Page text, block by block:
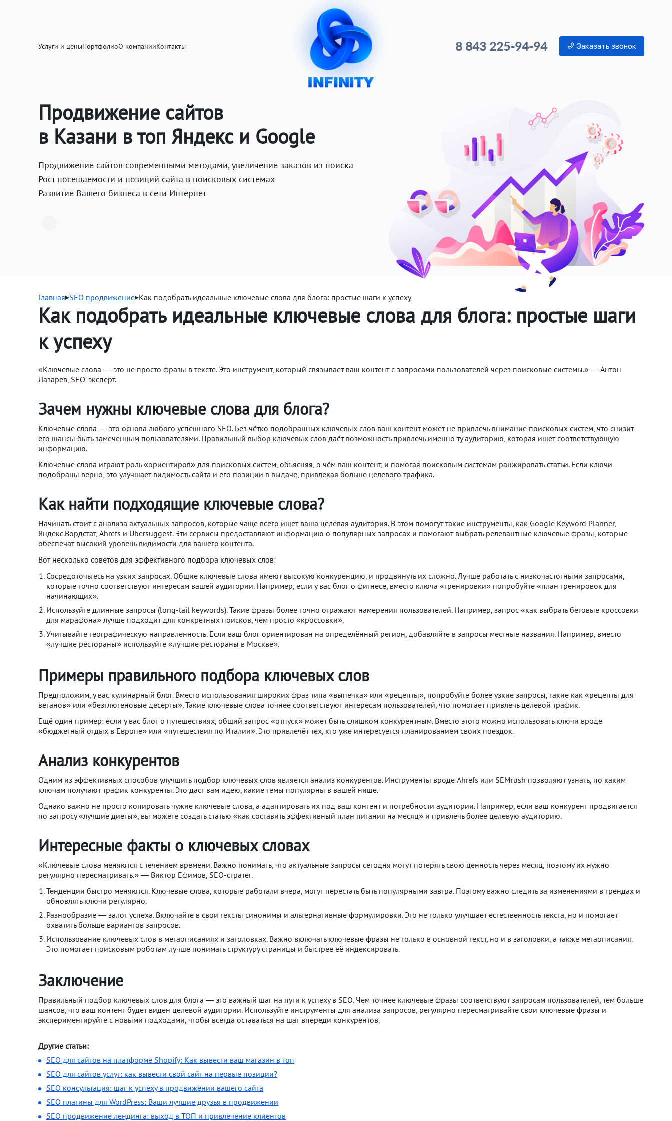
Услуги и ценыПортфолиоО компанииКонтакты 8 843 225-94-94 Заказать звонок
Продвижение сайтов
в Казани в топ Яндекс и Google
Продвижение сайтов современными методами, увеличение заказов из поиска
Рост посещаемости и позиций сайта в поисковых системах
Развитие Вашего бизнеса в сети Интернет
Главная SEO продвижение Как подобрать идеальные ключевые слова для блога: простые шаги к успеху
Как подобрать идеальные ключевые слова для блога: простые шаги
к успеху
«Ключевые слова — это не просто фразы в тексте. Это инструмент, который связывает ваш контент с запросами пользователей через поисковые системы.» — Антон
Лазарев, SEO-эксперт.
Зачем нужны ключевые слова для блога?
Ключевые слова — это основа любого успешного SEO. Без чётко подобранных ключевых слов ваш контент может не привлечь внимание поисковых систем, что снизит
его шансы быть замеченным пользователями. Правильный выбор ключевых слов даёт возможность привлечь именно ту аудиторию, которая ищет соответствующую
информацию.
Ключевые слова играют роль «ориентиров» для поисковых систем, объясняя, о чём ваш контент, и помогая поисковым системам ранжировать статьи. Если ключи
подобраны верно, это улучшает видимость сайта и его позиции в выдаче, привлекая больше целевого трафика.
Как найти подходящие ключевые слова?
Начинать стоит с анализа актуальных запросов, которые чаще всего ищет ваша целевая аудитория. В этом помогут такие инструменты, как Google Keyword Planner,
Яндекс.Вордстат, Ahrefs и Ubersuggest. Эти сервисы предоставляют информацию о популярных запросах и помогают выбрать релевантные ключевые фразы, которые
обеспечат высокий уровень видимости для вашего контента.
Вот несколько советов для эффективного подбора ключевых слов:
Сосредоточьтесь на узких запросах. Общие ключевые слова имеют высокую конкуренцию, и продвинуть их сложно. Лучше работать с низкочастотными запросами,
которые точно соответствуют интересам вашей аудитории. Например, если у вас блог о фитнесе, вместо ключа «тренировки» попробуйте «план тренировок для
начинающих».
Используйте длинные запросы (long-tail keywords). Такие фразы более точно отражают намерения пользователей. Например, запрос «как выбрать беговые кроссовки
для марафона» лучше подходит для конкретных поисков, чем просто «кроссовки».
Учитывайте географическую направленность. Если ваш блог ориентирован на определённый регион, добавляйте в запросы местные названия. Например, вместо
«лучшие рестораны» используйте «лучшие рестораны в Москве».
Примеры правильного подбора ключевых слов
Предположим, у вас кулинарный блог. Вместо использования широких фраз типа «выпечка» или «рецепты», попробуйте более узкие запросы, такие как «рецепты для
веганов» или «безглютеновые десерты». Такие ключевые слова точнее соответствуют интересам пользователей, что помогает привлечь целевой трафик.
Ещё один пример: если у вас блог о путешествиях, общий запрос «отпуск» может быть слишком конкурентным. Вместо этого можно использовать ключи вроде
«бюджетный отдых в Европе» или «путешествия по Италии». Это привлечёт тех, кто уже интересуется планированием своих поездок.
Анализ конкурентов
Одним из эффективных способов улучшить подбор ключевых слов является анализ конкурентов. Инструменты вроде Ahrefs или SEMrush позволяют узнать, по каким
ключам получают трафик конкуренты. Это даст вам идею, какие темы популярны в вашей нише.
Однако важно не просто копировать чужие ключевые слова, а адаптировать их под ваш контент и потребности аудитории. Например, если ваш конкурент продвигается
по запросу «лучшие диеты», вы можете создать статью «как составить эффективный план питания на месяц» и привлечь более целевую аудиторию.
Интересные факты о ключевых словах
«Ключевые слова меняются с течением времени. Важно понимать, что актуальные запросы сегодня могут потерять свою ценность через месяц, поэтому их нужно
регулярно пересматривать.» — Виктор Ефимов, SEO-стратег.
Тенденции быстро меняются. Ключевые слова, которые работали вчера, могут перестать быть популярными завтра. Поэтому важно следить за изменениями в трендах и
обновлять ключи регулярно.
Разнообразие — залог успеха. Включайте в свои тексты синонимы и альтернативные формулировки. Это не только улучшает естественность текста, но и помогает
охватить больше вариантов запросов.
Использование ключевых слов в метаописаниях и заголовках. Важно включать ключевые фразы не только в основной текст, но и в заголовки, а также метаописания.
Это помогает поисковым роботам лучше понимать структуру страницы и быстрее её индексировать.
Заключение
Правильный подбор ключевых слов для блога — это важный шаг на пути к успеху в SEO. Чем точнее ключевые фразы соответствуют запросам пользователей, тем больше
шансов, что ваш контент будет виден целевой аудитории. Используйте инструменты для анализа запросов, регулярно пересматривайте свои ключевые фразы и
экспериментируйте с новыми подходами, чтобы всегда оставаться на шаг впереди конкурентов.
Другие статьи:
SEO для сайтов на платформе Shopify: Как вывести ваш магазин в топ
SEO для сайтов услуг: как вывести свой сайт на первые позиции?
SEO консультация: шаг к успеху в продвижении вашего сайта
SEO плагины для WordPress: Ваши лучшие друзья в продвижении
SEO продвижение лендинга: выход в ТОП и привлечение клиентов